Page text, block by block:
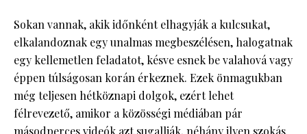
Sokan vannak, akik időnként elhagyják a kulcsukat,
elkalandoznak egy unalmas megbeszélésen, halogatnak
egy kellemetlen feladatot, késve esnek be valahová vagy
éppen túlságosan korán érkeznek. Ezek önmagukban
még teljesen hétköznapi dolgok, ezért lehet
félrevezető, amikor a közösségi médiában pár
másodperces videók azt sugallják, néhány ilyen szokás